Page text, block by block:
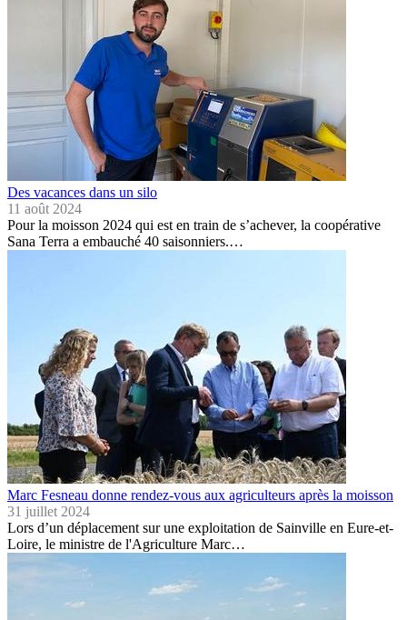
Des vacances dans un silo
11 août 2024
Pour la moisson 2024 qui est en train de s’achever, la coopérative
Sana Terra a embauché 40 saisonniers.…
Marc Fesneau donne rendez-vous aux agriculteurs après la moisson
31 juillet 2024
Lors d’un déplacement sur une exploitation de Sainville en Eure-et-
Loire, le ministre de l'Agriculture Marc…